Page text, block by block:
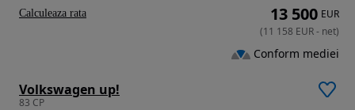
Volkswagen up!
83 CP
13 500 EUR
(11 158 EUR- net)
Conform mediei
Calculeaza rata